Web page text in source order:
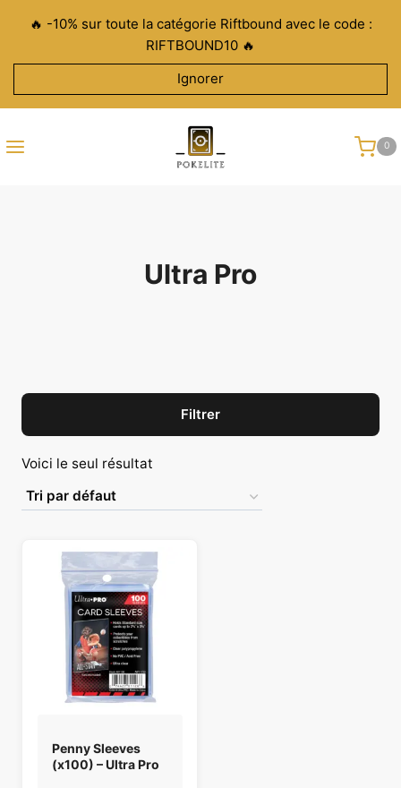
contenu
🔥 -10% sur toute la catégorie Riftbound avec le code :
RIFTBOUND10 🔥
Ignorer
0
Ultra Pro
Filtrer
Voici le seul résultat
Penny Sleeves
(x100) – Ultra Pro